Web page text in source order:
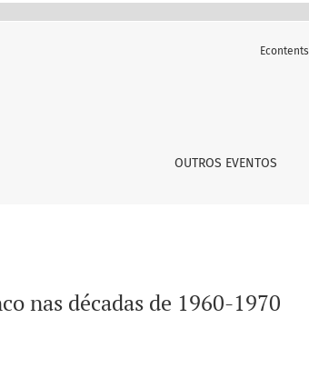
OUTROS EVENTOS
Econtents
nas décadas de 1960-1970